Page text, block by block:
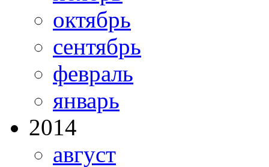
октябрь
сентябрь
февраль
январь
2014
август